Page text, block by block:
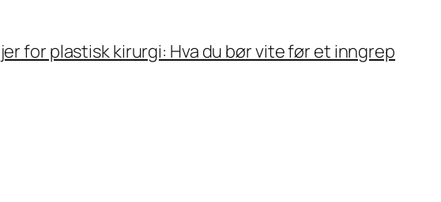
for plastisk kirurgi: Hva du bør vite før et inngrep